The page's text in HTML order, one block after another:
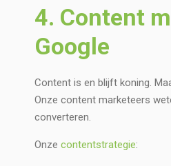
4. Content
Google
Content is en blijft koning.
Onze content marketeers
converteren.
Onze contentstrategie: